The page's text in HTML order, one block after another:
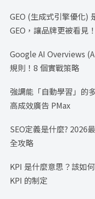
GEO (生成式引擎優化)
GEO，讓品牌更被看見！
Google AI Overviews
規則！8 個實戰策略
強調能「自動學習」
高成效廣告 PMax
SEO定義是什麼? 2026
全攻略
KPI 是什麼意思？該如
KPI 的制定